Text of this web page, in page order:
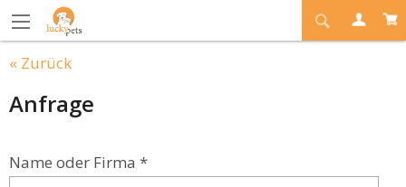
« Zurück
Anfrage
Name oder Firma *